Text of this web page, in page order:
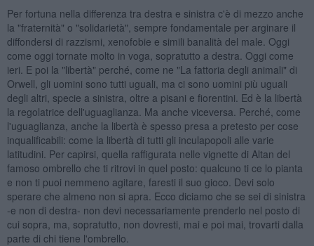
Per fortuna nella differenza tra destra e sinistra c'è di mezzo anche
la "fraternità" o "solidarietà", sempre fondamentale per arginare il
diffondersi di razzismi, xenofobie e simili banalità del male. Oggi
come oggi tornate molto in voga, sopratutto a destra. Oggi come
ieri. E poi la "libertà" perché, come ne "La fattoria degli animali" di
Orwell, gli uomini sono tutti uguali, ma ci sono uomini più uguali
degli altri, specie a sinistra, oltre a pisani e fiorentini. Ed è la libertà
la regolatrice dell'uguaglianza. Ma anche viceversa. Perché, come
l'uguaglianza, anche la libertà è spesso presa a pretesto per cose
inqualificabili: come la libertà di tutti gli inculapopoli alle varie
latitudini. Per capirsi, quella raffigurata nelle vignette di Altan del
famoso ombrello che ti ritrovi in quel posto: qualcuno ti ce lo pianta
e non ti puoi nemmeno agitare, faresti il suo gioco. Devi solo
sperare che almeno non si apra. Ecco diciamo che se sei di sinistra
-e non di destra- non devi necessariamente prenderlo nel posto di
cui sopra, ma, sopratutto, non dovresti, mai e poi mai, trovarti dalla
parte di chi tiene l'ombrello.